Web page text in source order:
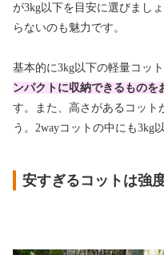
が3kg以下を目安に選びまし
らないのも魅力です。
基本的に3kg以下の軽量コッ
ンパクトに収納できるもの
す。また、高さがあるコット
う。2wayコットの中にも3kg
安すぎるコットは強